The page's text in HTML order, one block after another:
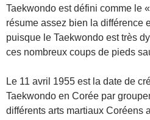
Taekwondo est défini comme le
résume assez bien la différence
puisque le Taekwondo est très
ces nombreux coups de pieds
Le 11 avril 1955 est la date de
Taekwondo en Corée par
différents arts martiaux Coréens